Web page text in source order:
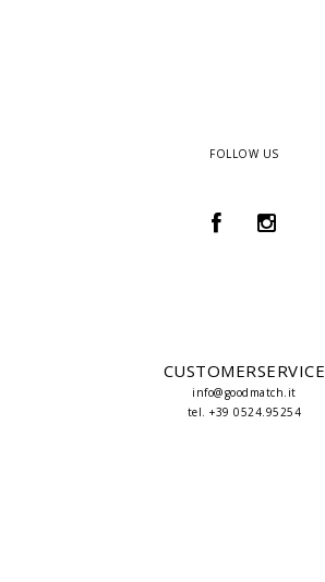
FOLLOW US
CUSTOMERSERVICE
info@goodmatch.it
tel. +39 0524.95254